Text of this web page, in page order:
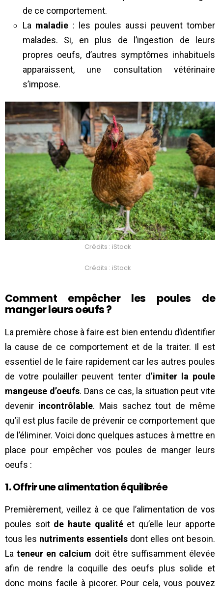
de ce comportement.
La maladie : les poules aussi peuvent tomber
malades. Si, en plus de l’ingestion de leurs
propres oeufs, d’autres symptômes inhabituels
apparaissent, une consultation vétérinaire
s’impose.
Crédits : iStock
Crédits : iStock
Comment empêcher les poules de
manger leurs oeufs ?
La première chose à faire est bien entendu d’identifier
la cause de ce comportement et de la traiter. Il est
essentiel de le faire rapidement car les autres poules
de votre poulailler peuvent tenter d‘imiter la poule
mangeuse d’oeufs. Dans ce cas, la situation peut vite
devenir incontrôlable. Mais sachez tout de même
qu’il est plus facile de prévenir ce comportement que
de l’éliminer. Voici donc quelques astuces à mettre en
place pour empêcher vos poules de manger leurs
oeufs :
1. Offrir une alimentation équilibrée
Premièrement, veillez à ce que l’alimentation de vos
poules soit de haute qualitéet qu’elle leur apporte
tous les nutriments essentiels dont elles ont besoin.
Lateneur en calcium doit être suffisamment élevée
afin de rendre la coquille des oeufs plus solide et
donc moins facile à picorer. Pour cela, vous pouvez